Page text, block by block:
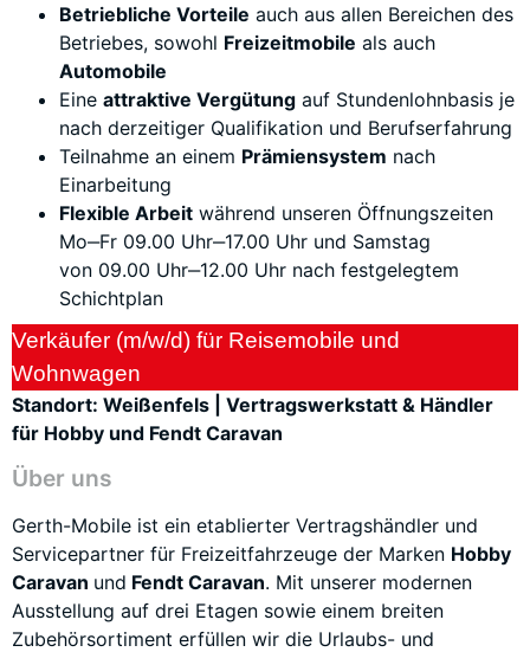
Betriebliche Vorteile auch aus allen Bereichen des
Betriebes, sowohl Freizeitmobile als auch
Automobile
Eine attraktive Vergütung auf Stundenlohnbasis je
nach derzeitiger Qualifikation und Berufserfahrung
Teilnahme an einem Prämiensystem nach
Einarbeitung
Flexible Arbeit während unseren Öffnungszeiten
Mo‒Fr 09.00 Uhr‒17.00 Uhr und Samstag
von 09.00 Uhr‒12.00 Uhr nach festgelegtem
Schichtplan
Verkäufer (m/w/d) für Reisemobile und
Wohnwagen
Standort: Weißenfels | Vertragswerkstatt & Händler
für Hobby und Fendt Caravan
Über uns
Gerth-Mobile ist ein etablierter Vertragshändler und
Servicepartner für Freizeitfahrzeuge der Marken Hobby
Caravan und Fendt Caravan. Mit unserer modernen
Ausstellung auf drei Etagen sowie einem breiten
Zubehörsortiment erfüllen wir die Urlaubs- und